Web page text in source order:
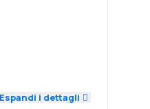
biglietti
3,0
Espandi i dettagli